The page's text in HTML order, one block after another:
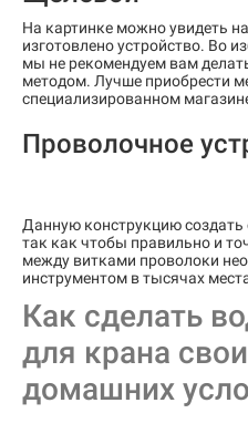
На картинке можно увидеть
изготовлено устройство. Во
мы не рекомендуем вам
методом. Лучше приобрести
специализированном
Проволочное
Данную конструкцию создать
так как чтобы правильно и
между витками проволоки
инструментом в тысячах
Как сделать
для крана
домашних